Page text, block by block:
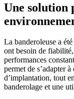
Une solution
La banderoleuse a
ont besoin de
performances
permet de s’adapter
d’implantation, tout
banderolage et une